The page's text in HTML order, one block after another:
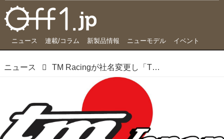
ニュース 連載/コラム 新製品情報 ニューモデル イベント
ニュース TM Racingが社名変更し「TM Moto」へ